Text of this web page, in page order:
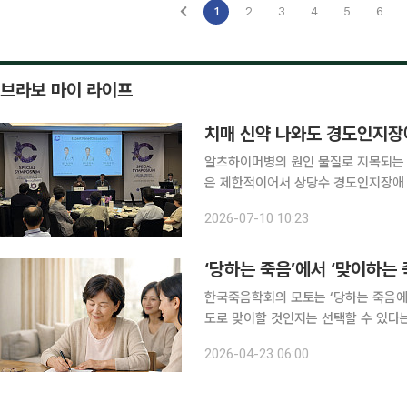
1 2 3 4 5 6
브라보 마이 라이프
치매 신약 나와도 경도인지
알츠하이머병의 원인 물질로 지목되
은 제한적이어서 상당수 경도인지장
지털 인지건강 기업 이모코그는 지난
2026-07-10 10:23
‘당하는 죽음’에서 ‘맞이하는
한국죽음학회의 모토는 ‘당하는 죽음
도로 맞이할 것인지는 선택할 수 있다
전연명의료의향서는 임종 과정에서
2026-04-23 06:00